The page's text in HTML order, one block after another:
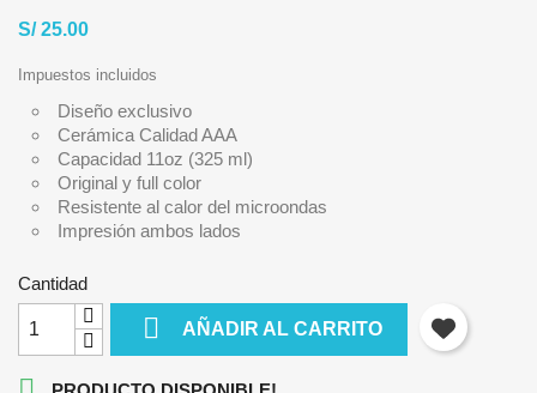
S/ 25.00
Impuestos incluidos
Diseño exclusivo
Cerámica Calidad AAA
Capacidad 11oz (325 ml)
Original y full color
Resistente al calor del microondas
Impresión ambos lados
Cantidad
 AÑADIR AL CARRITO